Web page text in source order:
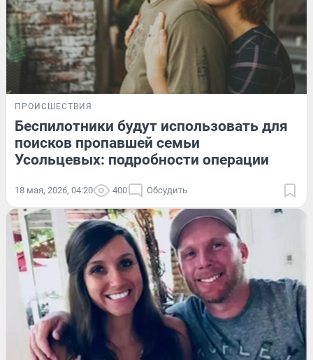
ПРОИСШЕСТВИЯ
Беспилотники будут использовать для
поисков пропавшей семьи
Усольцевых: подробности операции
18 мая, 2026, 04:20 400 Обсудить